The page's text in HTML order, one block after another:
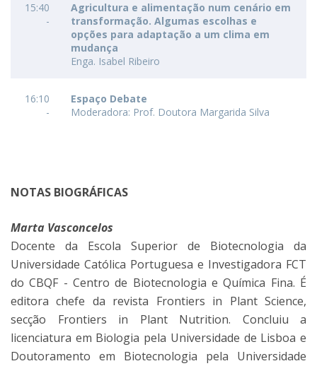
15:40
-
Agricultura e alimentação num cenário em
transformação. Algumas escolhas e
opções para adaptação a um clima em
mudança
Enga. Isabel Ribeiro
16:10
-
Espaço Debate
Moderadora: Prof. Doutora Margarida Silva
NOTAS BIOGRÁFICAS
Marta Vasconcelos
Docente da Escola Superior de Biotecnologia da
Universidade Católica Portuguesa e Investigadora FCT
do CBQF - Centro de Biotecnologia e Química Fina. É
editora chefe da revista Frontiers in Plant Science,
secção Frontiers in Plant Nutrition. Concluiu a
licenciatura em Biologia pela Universidade de Lisboa e
Doutoramento em Biotecnologia pela Universidade